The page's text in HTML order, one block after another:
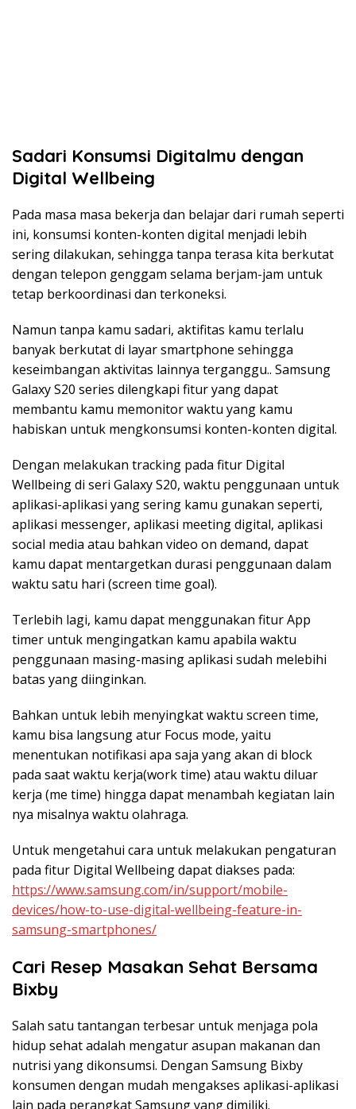
Sadari Konsumsi Digitalmu dengan
Digital Wellbeing
Pada masa masa bekerja dan belajar dari rumah seperti
ini, konsumsi konten-konten digital menjadi lebih
sering dilakukan, sehingga tanpa terasa kita berkutat
dengan telepon genggam selama berjam-jam untuk
tetap berkoordinasi dan terkoneksi.
Namun tanpa kamu sadari, aktifitas kamu terlalu
banyak berkutat di layar smartphone sehingga
keseimbangan aktivitas lainnya terganggu.. Samsung
Galaxy S20 series dilengkapi fitur yang dapat
membantu kamu memonitor waktu yang kamu
habiskan untuk mengkonsumsi konten-konten digital.
Dengan melakukan tracking pada fitur Digital
Wellbeing di seri Galaxy S20, waktu penggunaan untuk
aplikasi-aplikasi yang sering kamu gunakan seperti,
aplikasi messenger, aplikasi meeting digital, aplikasi
social media atau bahkan video on demand, dapat
kamu dapat mentargetkan durasi penggunaan dalam
waktu satu hari (screen time goal).
Terlebih lagi, kamu dapat menggunakan fitur App
timer untuk mengingatkan kamu apabila waktu
penggunaan masing-masing aplikasi sudah melebihi
batas yang diinginkan.
Bahkan untuk lebih menyingkat waktu screen time,
kamu bisa langsung atur Focus mode, yaitu
menentukan notifikasi apa saja yang akan di block
pada saat waktu kerja(work time) atau waktu diluar
kerja (me time) hingga dapat menambah kegiatan lain
nya misalnya waktu olahraga.
Untuk mengetahui cara untuk melakukan pengaturan
pada fitur Digital Wellbeing dapat diakses pada:
https://www.samsung.com/in/support/mobile-
devices/how-to-use-digital-wellbeing-feature-in-
samsung-smartphones/
Cari Resep Masakan Sehat Bersama
Bixby
Salah satu tantangan terbesar untuk menjaga pola
hidup sehat adalah mengatur asupan makanan dan
nutrisi yang dikonsumsi. Dengan Samsung Bixby
konsumen dengan mudah mengakses aplikasi-aplikasi
lain pada perangkat Samsung yang dimiliki.